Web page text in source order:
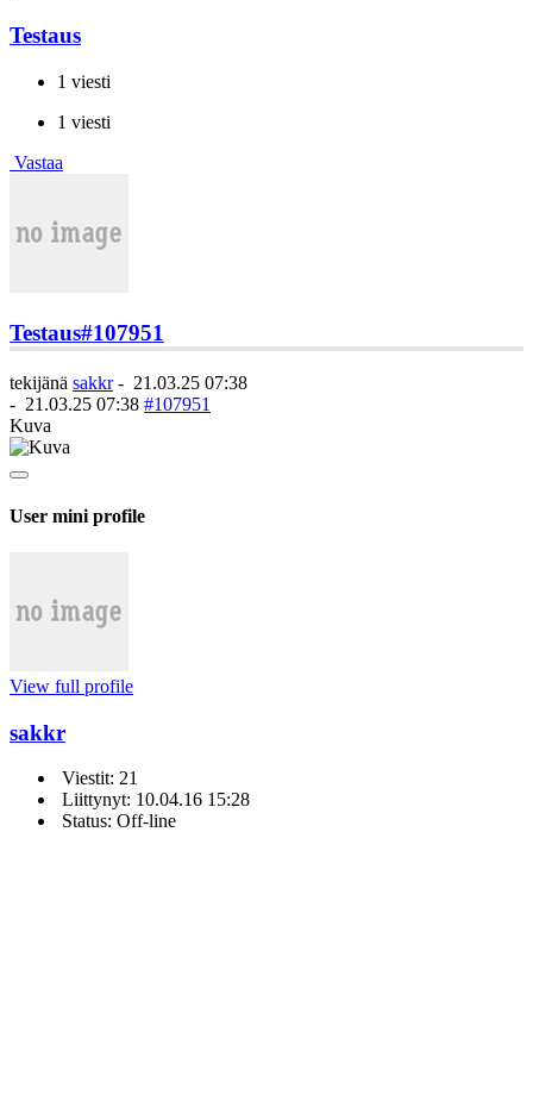
Testaus
1 viesti
1 viesti
Vastaa
Testaus#107951
tekijänä sakkr- 21.03.25 07:38
- 21.03.25 07:38 #107951
Kuva
User mini profile
View full profile
sakkr
Viestit: 21
Liittynyt: 10.04.16 15:28
Status: Off-line